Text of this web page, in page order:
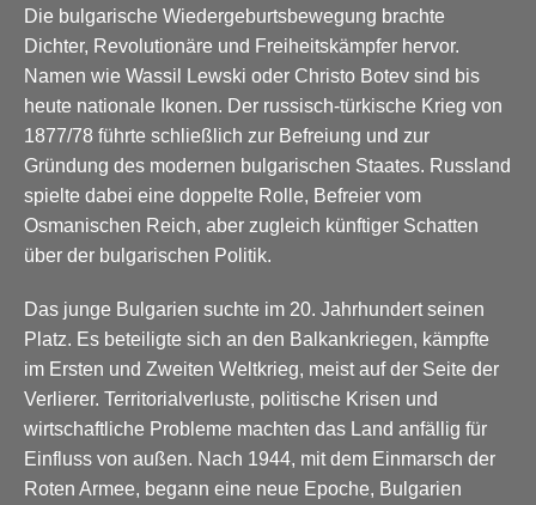
Die bulgarische Wiedergeburtsbewegung brachte
Dichter, Revolutionäre und Freiheitskämpfer hervor.
Namen wie Wassil Lewski oder Christo Botev sind bis
heute nationale Ikonen. Der russisch-türkische Krieg von
1877/78 führte schließlich zur Befreiung und zur
Gründung des modernen bulgarischen Staates. Russland
spielte dabei eine doppelte Rolle, Befreier vom
Osmanischen Reich, aber zugleich künftiger Schatten
über der bulgarischen Politik.
Das junge Bulgarien suchte im 20. Jahrhundert seinen
Platz. Es beteiligte sich an den Balkankriegen, kämpfte
im Ersten und Zweiten Weltkrieg, meist auf der Seite der
Verlierer. Territorialverluste, politische Krisen und
wirtschaftliche Probleme machten das Land anfällig für
Einfluss von außen. Nach 1944, mit dem Einmarsch der
Roten Armee, begann eine neue Epoche, Bulgarien